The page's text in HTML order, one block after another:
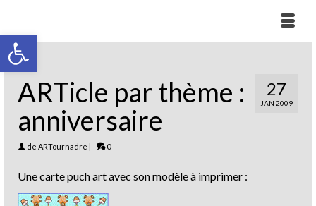
Ouvrir la barre d’outils
27
JAN 2009
ARTicle par thème :
anniversaire
de ARTournadre | 0
Une carte puch art avec son modèle à imprimer :